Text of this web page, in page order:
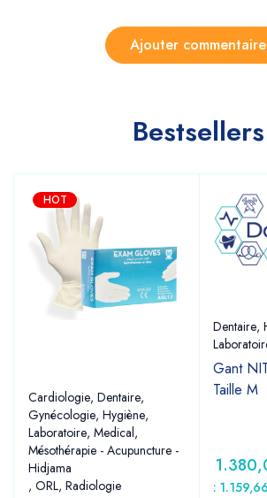
Bestsellers
HOT
Cardiologie, Dentaire,
Gynécologie, Hygiène,
Laboratoire, Medical,
Mésothérapie - Acupuncture -
Hidjama
, ORL, Radiologie
Dentaire,
Gant
Taille M
: 1.159,66